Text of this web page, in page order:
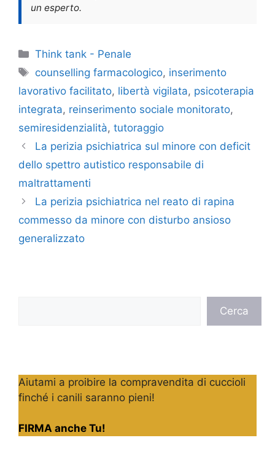
un esperto.
Categorie
Think tank - Penale
Tag
counselling farmacologico, inserimento
lavorativo facilitato, libertà vigilata, psicoterapia
integrata, reinserimento sociale monitorato,
semiresidenzialità, tutoraggio
La perizia psichiatrica sul minore con deficit
dello spettro autistico responsabile di
maltrattamenti
La perizia psichiatrica nel reato di rapina
commesso da minore con disturbo ansioso
generalizzato
Cerca
Aiutami a proibire la compravendita di cuccioli
finché i canili saranno pieni!
FIRMA anche Tu!